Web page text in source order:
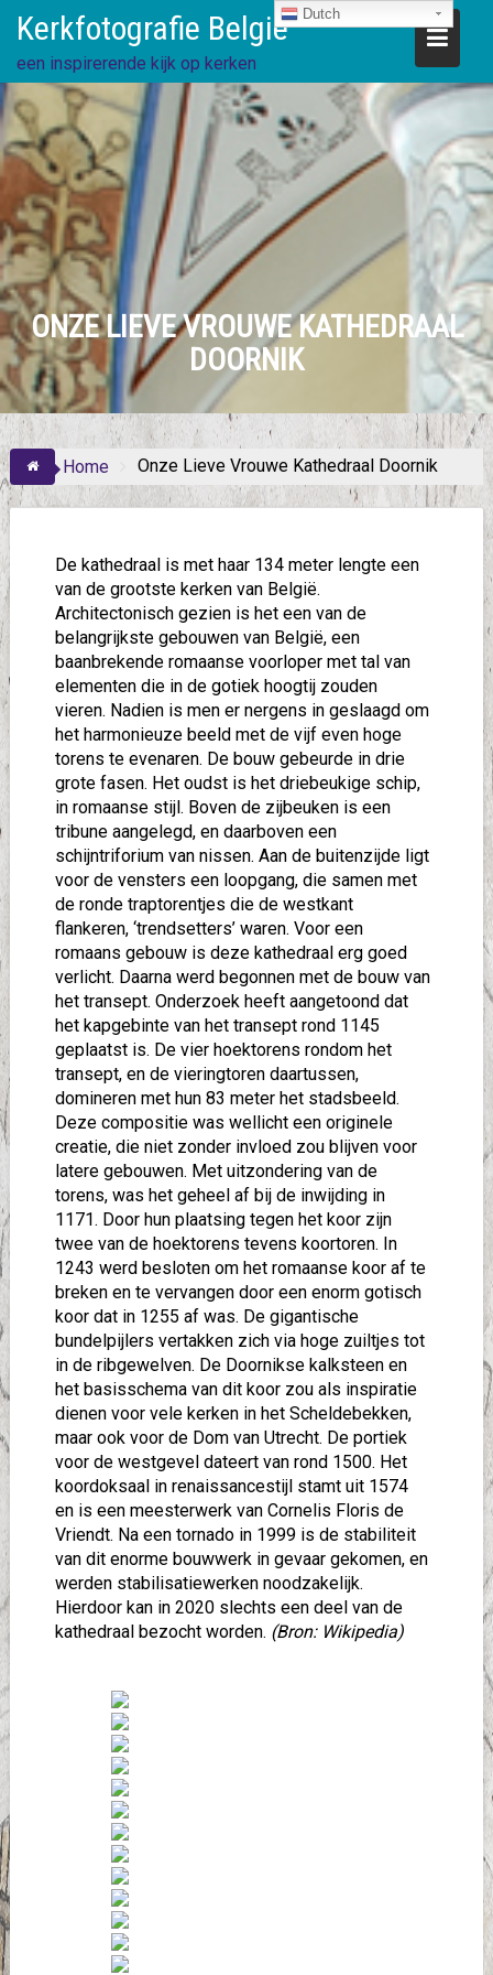
direct
naar
de
inhoud
Kerkfotografie België
een inspirerende kijk op kerken
ONZE LIEVE VROUWE KATHEDRAAL
DOORNIK
Home Onze Lieve Vrouwe Kathedraal Doornik
De kathedraal is met haar 134 meter lengte een
van de grootste kerken van België.
Architectonisch gezien is het een van de
belangrijkste gebouwen van België, een
baanbrekende romaanse voorloper met tal van
elementen die in de gotiek hoogtij zouden
vieren. Nadien is men er nergens in geslaagd om
het harmonieuze beeld met de vijf even hoge
torens te evenaren. De bouw gebeurde in drie
grote fasen. Het oudst is het driebeukige schip,
in romaanse stijl. Boven de zijbeuken is een
tribune aangelegd, en daarboven een
schijntriforium van nissen. Aan de buitenzijde ligt
voor de vensters een loopgang, die samen met
de ronde traptorentjes die de westkant
flankeren, ‘trendsetters’ waren. Voor een
romaans gebouw is deze kathedraal erg goed
verlicht. Daarna werd begonnen met de bouw van
het transept. Onderzoek heeft aangetoond dat
het kapgebinte van het transept rond 1145
geplaatst is. De vier hoektorens rondom het
transept, en de vieringtoren daartussen,
domineren met hun 83 meter het stadsbeeld.
Deze compositie was wellicht een originele
creatie, die niet zonder invloed zou blijven voor
latere gebouwen. Met uitzondering van de
torens, was het geheel af bij de inwijding in
1171. Door hun plaatsing tegen het koor zijn
twee van de hoektorens tevens koortoren. In
1243 werd besloten om het romaanse koor af te
breken en te vervangen door een enorm gotisch
koor dat in 1255 af was. De gigantische
bundelpijlers vertakken zich via hoge zuiltjes tot
in de ribgewelven. De Doornikse kalksteen en
het basisschema van dit koor zou als inspiratie
dienen voor vele kerken in het Scheldebekken,
maar ook voor de Dom van Utrecht. De portiek
voor de westgevel dateert van rond 1500. Het
koordoksaal in renaissancestijl stamt uit 1574
en is een meesterwerk van Cornelis Floris de
Vriendt. Na een tornado in 1999 is de stabiliteit
van dit enorme bouwwerk in gevaar gekomen, en
werden stabilisatiewerken noodzakelijk.
Hierdoor kan in 2020 slechts een deel van de
kathedraal bezocht worden. (Bron: Wikipedia)
Dutch